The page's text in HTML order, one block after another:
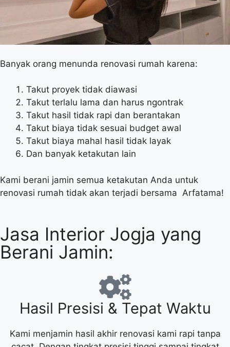
Banyak orang menunda renovasi rumah karena:
Takut proyek tidak diawasi
Takut terlalu lama dan harus ngontrak
Takut hasil tidak rapi dan berantakan
Takut biaya tidak sesuai budget awal
Takut biaya mahal hasil tidak layak
Dan banyak ketakutan lain
Kami berani jamin semua ketakutan Anda untuk
renovasi rumah tidak akan terjadi bersama Arfatama!
Jasa Interior Jogja yang
Berani Jamin:
Hasil Presisi & Tepat Waktu
Kami menjamin hasil akhir renovasi kami rapi tanpa